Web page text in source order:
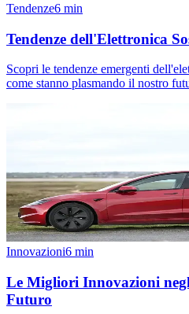
Tendenze6 min
Tendenze dell'Elettronica
Scopri le tendenze emergenti
come stanno plasmando il nostro
Innovazioni6 min
Le Migliori Innovazioni
Futuro